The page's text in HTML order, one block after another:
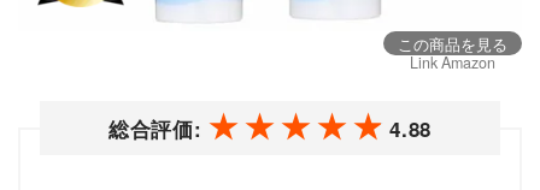
この商品を見る
Link Amazon
総合評価: 4.88